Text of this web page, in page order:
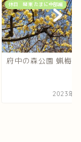
休日 関東 たまに中部編
府中の森公園 蝋梅
2023年4